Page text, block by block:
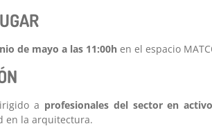
de mayo a las 11:00h en el espacio
a profesionales del sector en
en la arquitectura.